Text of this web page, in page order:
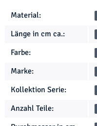
Produkteigenschaft
Wert
Material:
Länge in cm ca.:
Farbe:
Marke:
Kollektion Serie:
Anzahl Teile: